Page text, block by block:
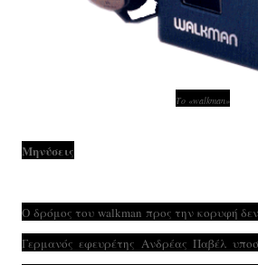
Το «walkman»
Μηνύσεις
Ο δρόμος του walkman προς την κορυφή
Γερμανός εφευρέτης Ανδρέας Παβέλ